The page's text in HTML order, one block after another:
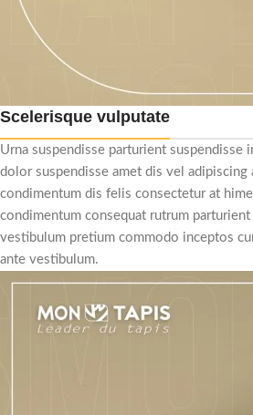
Scelerisque vulputate
Urna suspendisse parturient
dolor suspendisse amet dis vel
condimentum dis felis consectetur at
condimentum consequat rutrum
vestibulum pretium commodo inceptos
ante vestibulum.